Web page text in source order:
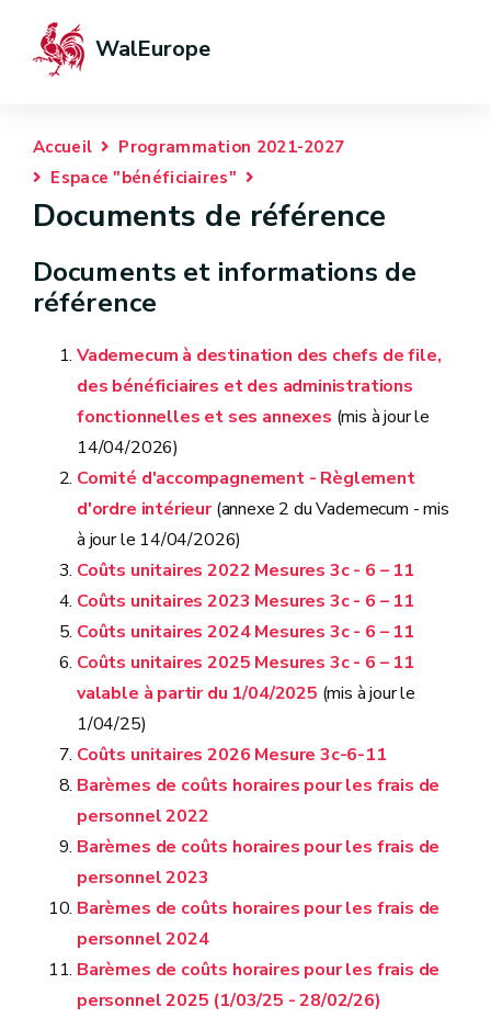
WalEurope
Accueil
Programmation 2021-2027
Espace "bénéficiaires"
Documents de référence
Documents et informations de
référence
Vademecum à destination des chefs de file,
des bénéficiaires et des administrations
fonctionnelles et ses annexes (mis à jour le
14/04/2026)
Comité d'accompagnement - Règlement
d'ordre intérieur(annexe 2 du Vademecum - mis
à jour le 14/04/2026)
Coûts unitaires 2022 Mesures 3c - 6 – 11
Coûts unitaires 2023 Mesures 3c - 6 – 11
Coûts unitaires 2024 Mesures 3c - 6 – 11
Coûts unitaires 2025 Mesures 3c - 6 – 11
valable à partir du 1/04/2025 (mis à jour le
1/04/25)
Coûts unitaires 2026 Mesure 3c-6-11
Barèmes de coûts horaires pour les frais de
personnel 2022
Barèmes de coûts horaires pour les frais de
personnel 2023
Barèmes de coûts horaires pour les frais de
personnel 2024
Barèmes de coûts horaires pour les frais de
personnel 2025 (1/03/25 - 28/02/26)